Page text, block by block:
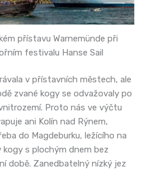
přístavu Warnemünde při
festivalu Hanse Sail
v přístavních městech, ale
zvané kogy se odvažovaly po
Proto nás ve výčtu
ani Kolín nad Rýnem,
do Magdeburku, ležícího na
s plochým dnem bez
době. Zanedbatelný nízký jez